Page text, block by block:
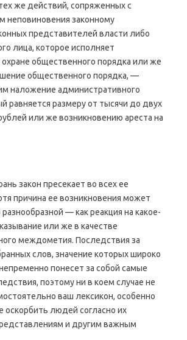
же действий, сопряженных с
неповиновения законному
представителей власти либо
лица, которое исполняет
охране общественного порядка или же
общественного порядка, —
наложение административного
равняется размеру от тысячи до двух
или же возникновению ареста на
закон пресекает во всех ее
причина ее возникновения может
— как реакция на какое-
или же в качестве
междометия. Последствия за
слов, значение которых широко
понесет за собой самые
поэтому ни в коем случае не
ваш лексикон, особенно
людей согласно их
и другим важным